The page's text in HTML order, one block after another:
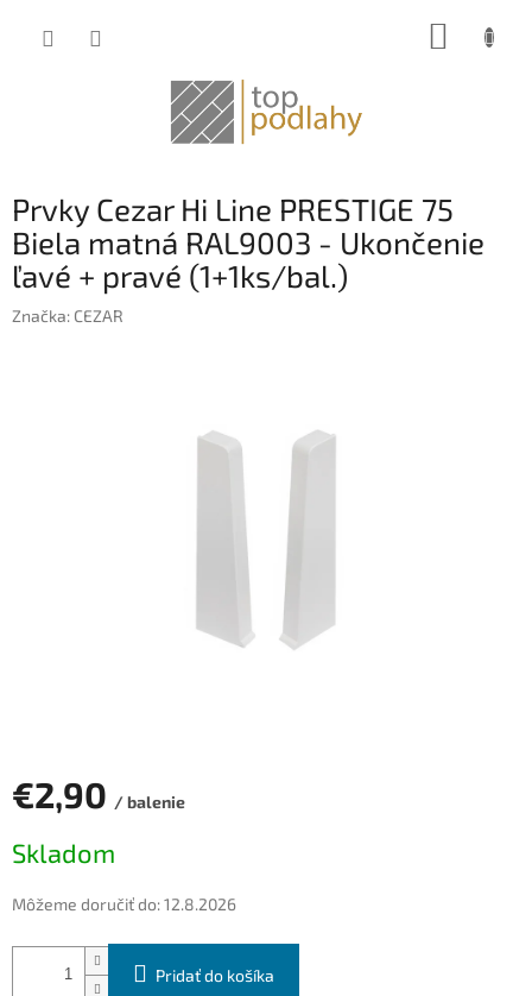
Prvky Cezar Hi Line PRESTIGE 75
Biela matná RAL9003 - Ukončenie
ľavé + pravé (1+1ks/bal.)
Značka: CEZAR
€2,90 / balenie
cena:
Skladom
Môžeme doručiť do:12.8.2026
Pridať do košíka